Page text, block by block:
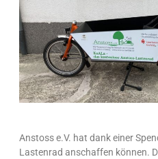
Anstoss e.V. hat dank einer
Lastenrad anschaffen können.